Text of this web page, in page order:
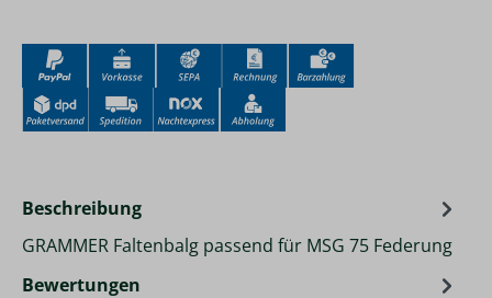
Beschreibung
GRAMMER Faltenbalg passend für MSG 75 Federung
Bewertungen